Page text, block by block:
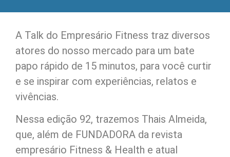
A Talk do Empresário Fitness traz diversos
atores do nosso mercado para um bate
papo rápido de 15 minutos, para você curtir
e se inspirar com experiências, relatos e
vivências.
Nessa edição 92, trazemos Thais Almeida,
que, além de FUNDADORA da revista
empresário Fitness & Health e atual